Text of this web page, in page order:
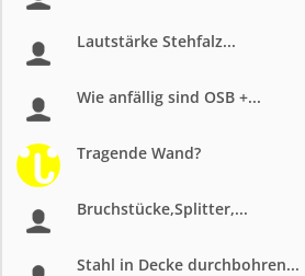
Lautstärke Stehfalz...
Wie anfällig sind OSB +...
Tragende Wand?
Bruchstücke,Splitter,...
Stahl in Decke durchbohren...